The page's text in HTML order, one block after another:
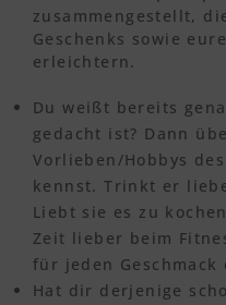
zusammengestellt,
Geschenks sowie
erleichtern.
Du weißt bereits
gedacht ist? Dann
Vorlieben/Hobbys
kennst. Trinkt er
Liebt sie es zu
Zeit lieber beim
für jeden Geschmack
Hat dir derjenige